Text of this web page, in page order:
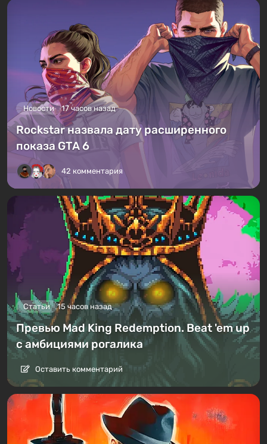
Новости 17 часов назад
Rockstar назвала дату расширенного
показа GTA 6
42 комментария
Статьи 15 часов назад
Превью Mad King Redemption. Beat 'em up
с амбициями рогалика
Оставить комментарий